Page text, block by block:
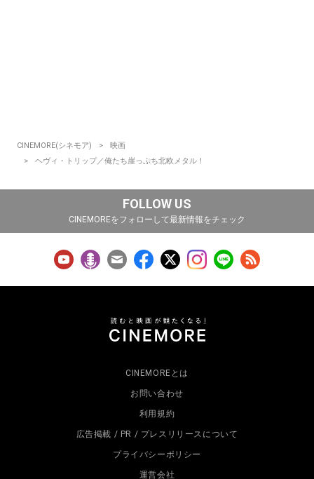
CINEMORE(シネモア)
映画
ヘヴィ・トリップ／俺たち崖っぷち北欧メタル！
FOLLOW US
CINEMOREをフォローして最新情報をチェック
CINEMOREとは
お問い合わせ
利用規約
広告掲載 / PR / プレスリリースについて
プライバシーポリシー
運営会社